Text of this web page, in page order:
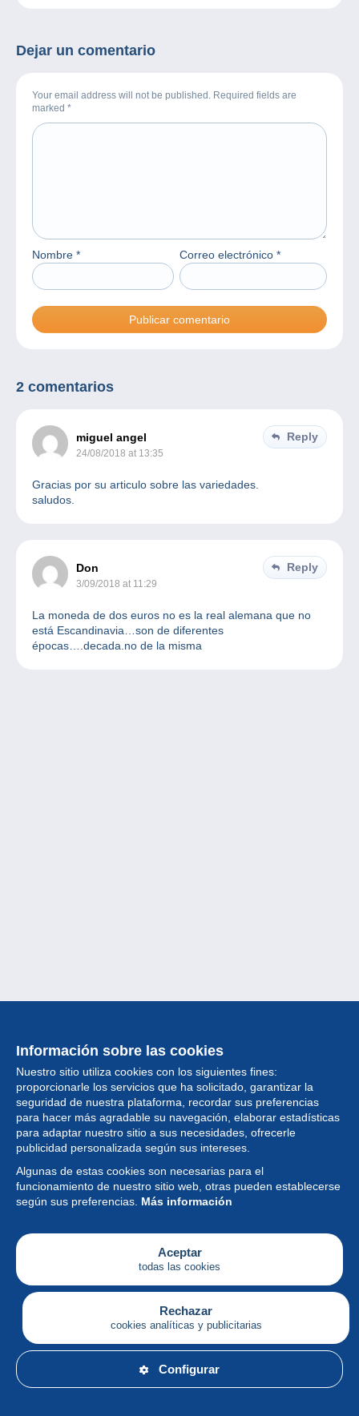
Dejar un comentario
Your email address will not be published. Required fields are
marked *
Nombre * Correo electrónico *
2 comentarios
miguel angel
24/08/2018 at 13:35
Reply
Gracias por su articulo sobre las variedades.
saludos.
Don
3/09/2018 at 11:29
Reply
La moneda de dos euros no es la real alemana que no
está Escandinavia…son de diferentes
épocas….decada.no de la misma
Información sobre las cookies
Nuestro sitio utiliza cookies con los siguientes fines:
proporcionarle los servicios que ha solicitado, garantizar la
seguridad de nuestra plataforma, recordar sus preferencias
para hacer más agradable su navegación, elaborar estadísticas
para adaptar nuestro sitio a sus necesidades, ofrecerle
publicidad personalizada según sus intereses.
Algunas de estas cookies son necesarias para el
funcionamiento de nuestro sitio web, otras pueden establecerse
según sus preferencias. Más información
Aceptar
todas las cookies
Rechazar
cookies analíticas y publicitarias
Configurar
Colección
Noticias
Funcionalidad
Empresa
Servicios
Escribir
Español